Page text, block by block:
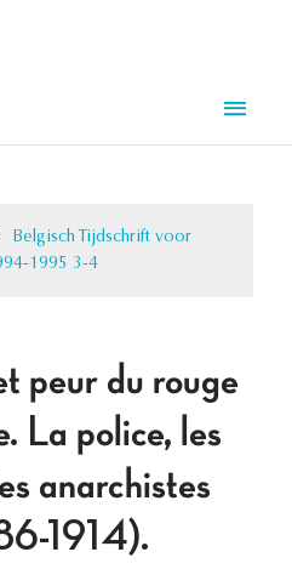
Belgisch Tijdschrift voor
1995 3-4
peur du rouge
La police, les
anarchistes
1914).